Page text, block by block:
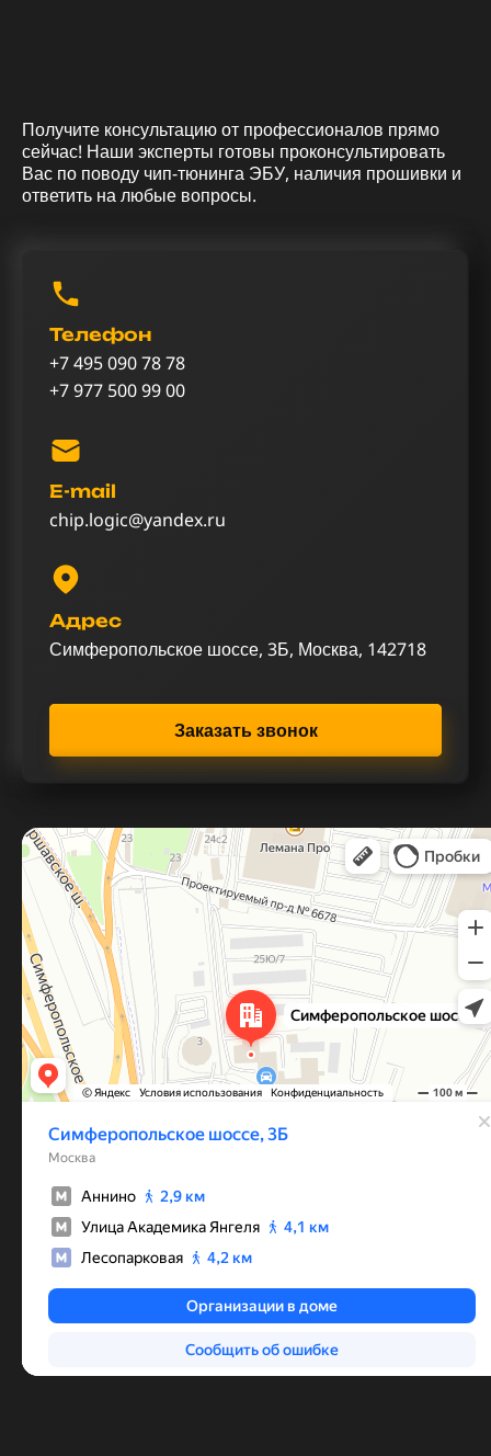
Получите консультацию от профессионалов прямо
сейчас! Наши эксперты готовы проконсультировать
Вас по поводу чип-тюнинга ЭБУ, наличия прошивки и
ответить на любые вопросы.
Телефон
+7 495 090 78 78
+7 977 500 99 00
E-mail
chip.logic@yandex.ru
Адрес
Симферопольское шоссе, 3Б, Москва, 142718
Заказать звонок